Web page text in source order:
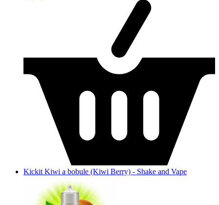
Kickit Kiwi a bobule (Kiwi Berry) - Shake and Vape